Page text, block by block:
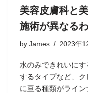
美容皮膚科と
施術が異なる
by James 2023年
水のみできれいに
するタイプなど、
に亘る種類がライ